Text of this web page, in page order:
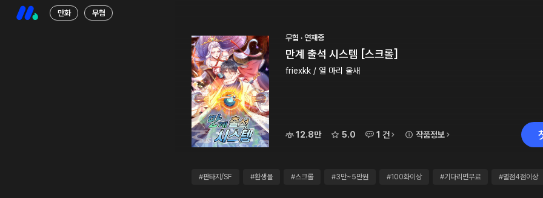
만화 무협
무협 · 연재중
만계 출석 시스템 [스크롤]
friexkk / 열 마리 울새
12.8만 5.0 1 건 작품정보
#판타지/SF #환생물 #스크롤 #3만~5만원 #100화이상 #기다리면무료 #별점4점이상